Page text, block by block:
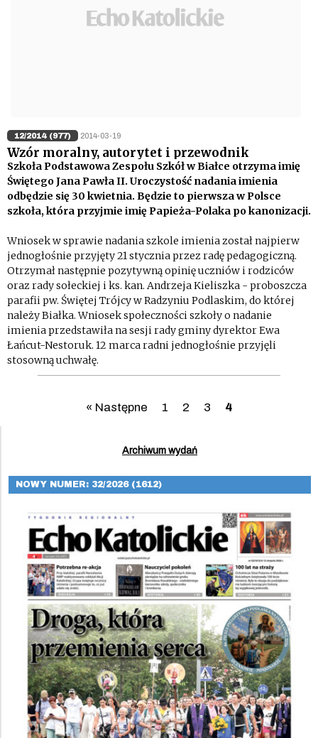
12/2014 (977) 2014-03-19
Wzór moralny, autorytet i przewodnik
Szkoła Podstawowa Zespołu Szkół w Białce otrzyma imię
Świętego Jana Pawła II. Uroczystość nadania imienia
odbędzie się 30 kwietnia. Będzie to pierwsza w Polsce
szkoła, która przyjmie imię Papieża-Polaka po kanonizacji.
Wniosek w sprawie nadania szkole imienia został najpierw
jednogłośnie przyjęty 21 stycznia przez radę pedagogiczną.
Otrzymał następnie pozytywną opinię uczniów i rodziców
oraz rady sołeckiej i ks. kan. Andrzeja Kieliszka - proboszcza
parafii pw. Świętej Trójcy w Radzyniu Podlaskim, do której
należy Białka. Wniosek społeczności szkoły o nadanie
imienia przedstawiła na sesji rady gminy dyrektor Ewa
Łańcut-Nestoruk. 12 marca radni jednogłośnie przyjęli
stosowną uchwałę.
« Następne 1 2 3 4
Archiwum wydań
NOWY NUMER: 32/2026 (1612)